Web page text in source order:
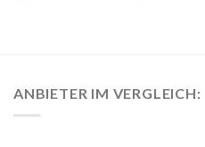
ANBIETER IM VERGLEICH: